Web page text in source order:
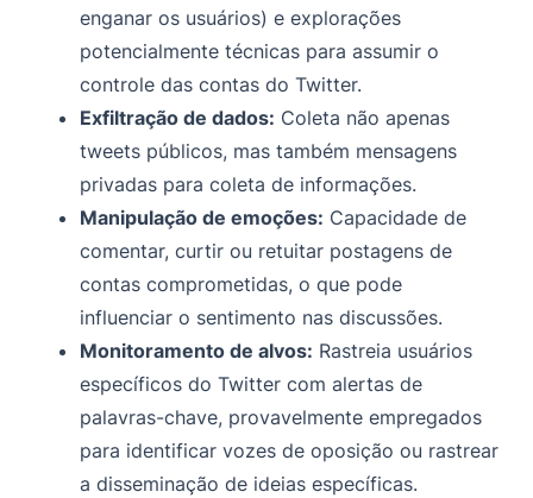
enganar os usuários) e explorações
potencialmente técnicas para assumir o
controle das contas do Twitter.
Exfiltração de dados: Coleta não apenas
tweets públicos, mas também mensagens
privadas para coleta de informações.
Manipulação de emoções: Capacidade de
comentar, curtir ou retuitar postagens de
contas comprometidas, o que pode
influenciar o sentimento nas discussões.
Monitoramento de alvos: Rastreia usuários
específicos do Twitter com alertas de
palavras-chave, provavelmente empregados
para identificar vozes de oposição ou rastrear
a disseminação de ideias específicas.